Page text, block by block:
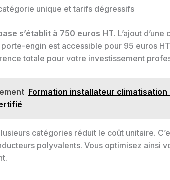
unique et tarifs dégressifs
s’établit à 750 euros HT. L’ajout
porte-engin est accessible pour 95 euros
totale pour votre investissement
Formation installateur climatisation
catégories réduit le coût unitaire.
polyvalents. Vous optimisez ainsi